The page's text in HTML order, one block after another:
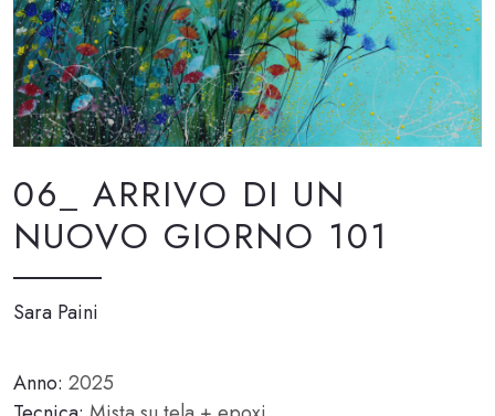
06_ ARRIVO DI UN
NUOVO GIORNO 101
Sara Paini
Anno: 2025